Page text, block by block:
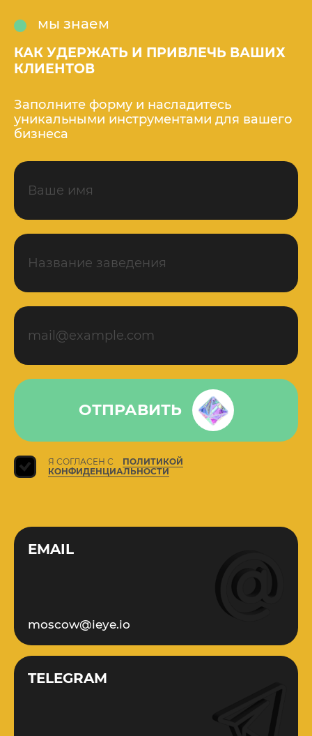
мы знаем
КАК УДЕРЖАТЬ И ПРИВЛЕЧЬ ВАШИХ
КЛИЕНТОВ
Заполните форму и насладитесь
уникальными инструментами для вашего
бизнеса
ОТПРАВИТЬ
Я СОГЛАСЕН С
ПОЛИТИКОЙ
КОНФИДЕНЦИАЛЬНОСТИ
EMAIL
moscow@ieye.io
TELEGRAM